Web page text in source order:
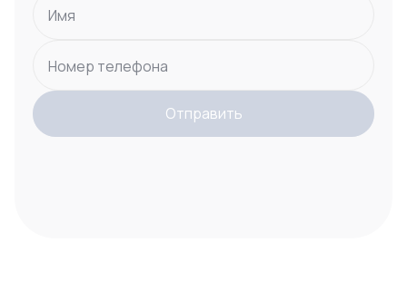
Имя
Номер телефона
Отправить